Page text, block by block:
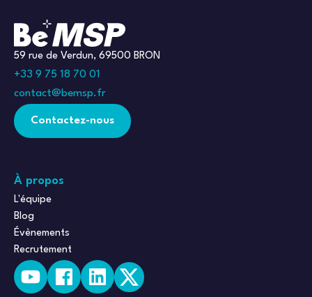
59 rue de Verdun, 69500 BRON
+33 9 75 18 70 01
contact@bemsp.fr
Contactez-nous
À propos
L'équipe
Blog
Évènements
Recrutement